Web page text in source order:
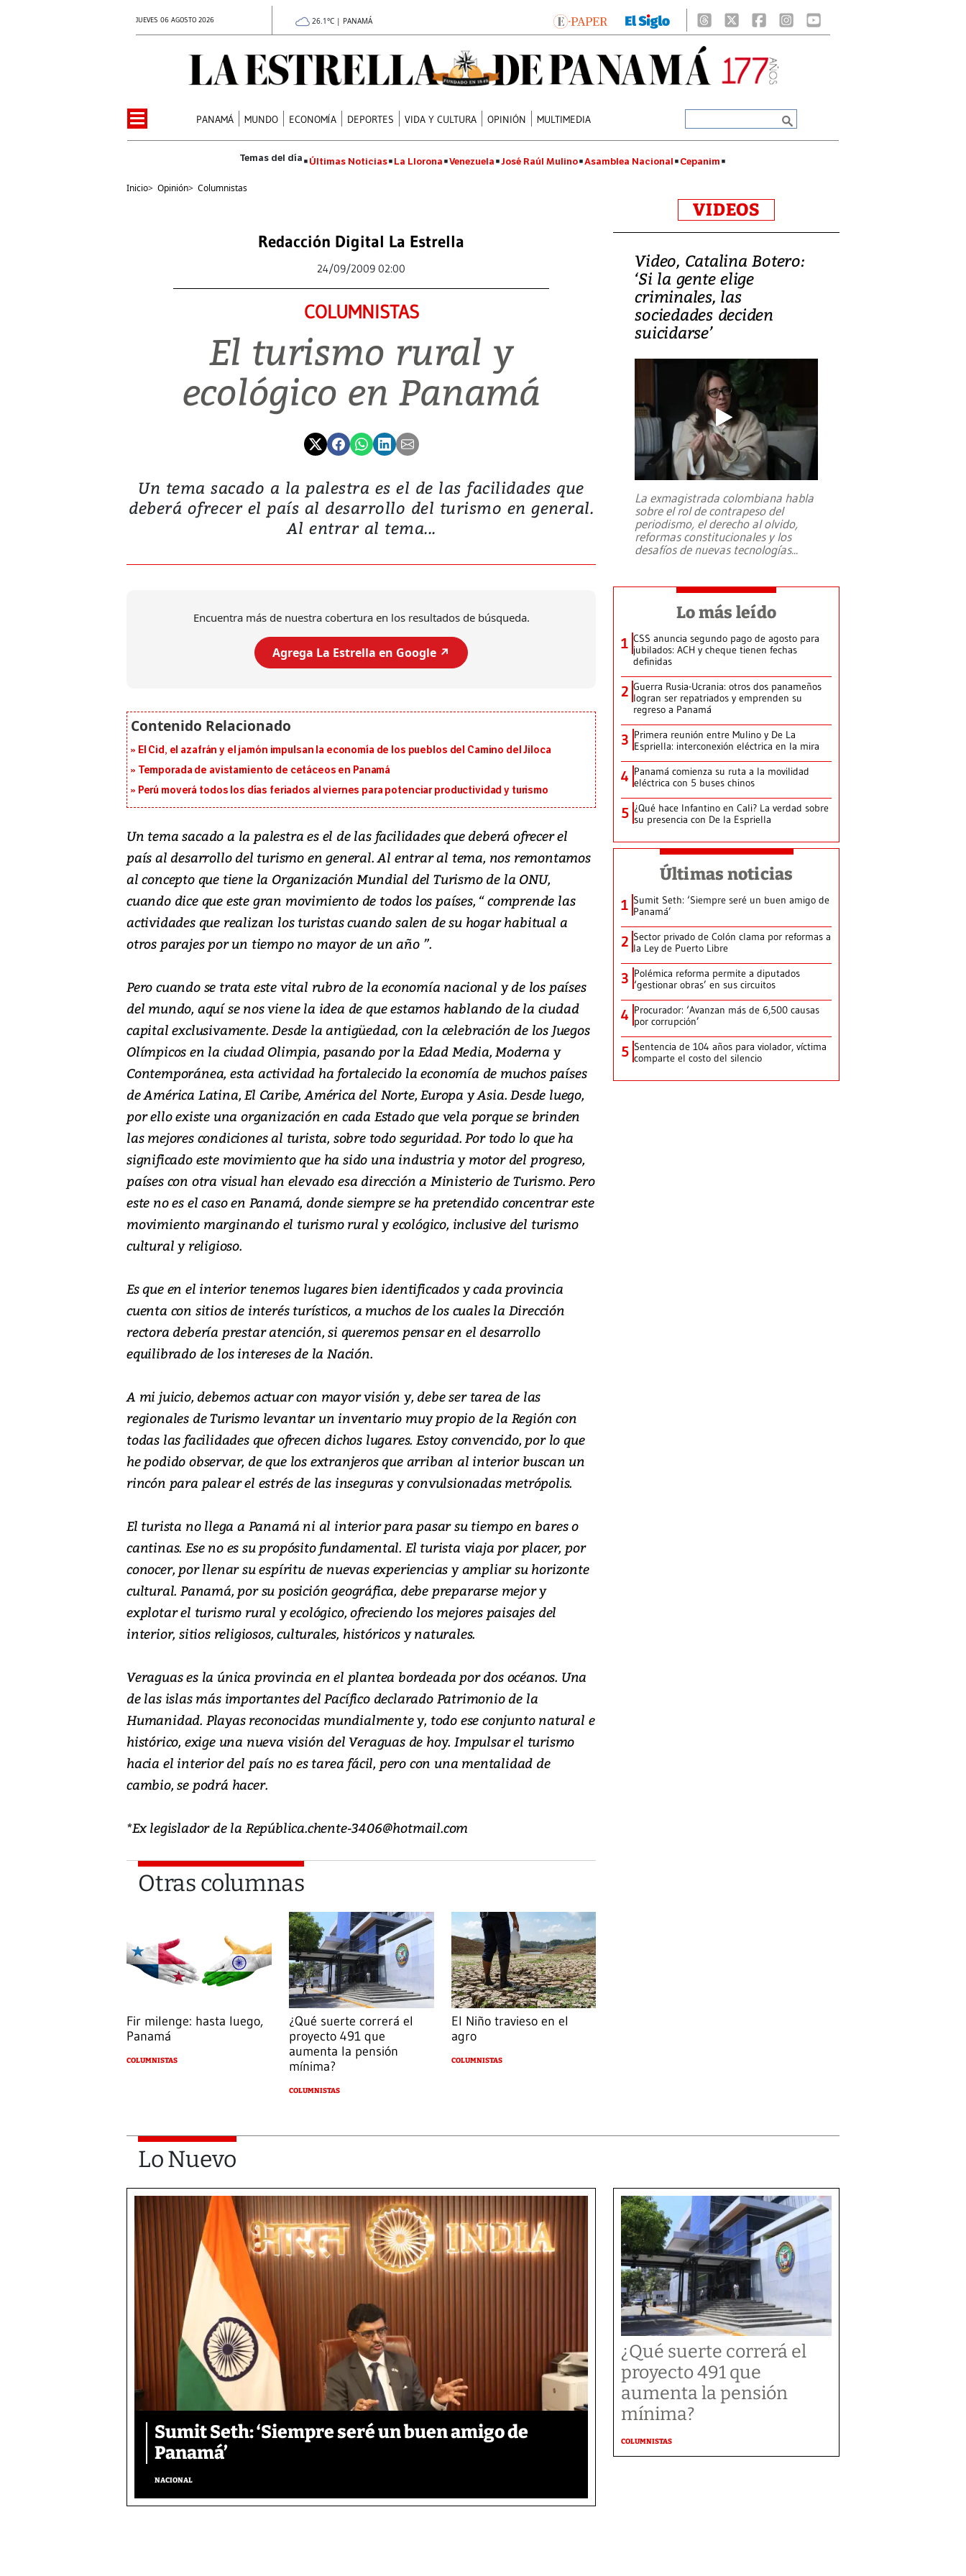
JUEVES 06 AGOSTO 2026 26.1°C | PANAMÁ
PANAMÁ MUNDO ECONOMÍA DEPORTES VIDA Y CULTURA OPINIÓN MULTIMEDIA
Últimas Noticias La Llorona Venezuela José Raúl Mulino Asamblea Nacional Cepanim
Inicio> Opinión> Columnistas
Redacción Digital La Estrella
24/09/2009 02:00
COLUMNISTAS
El turismo rural y
ecológico en Panamá
Un tema sacado a la palestra es el de las facilidades que
deberá ofrecer el país al desarrollo del turismo en general.
Al entrar al tema...
Encuentra más de nuestra cobertura en los resultados de búsqueda.
Agrega La Estrella en Google ↗️
El Cid, el azafrán y el jamón impulsan la economía de los pueblos del Camino del Jiloca
Temporada de avistamiento de cetáceos en Panamá
Perú moverá todos los días feriados al viernes para potenciar productividad y turismo
Un tema sacado a la palestra es el de las facilidades que deberá ofrecer el
país al desarrollo del turismo en general. Al entrar al tema, nos remontamos
al concepto que tiene la Organización Mundial del Turismo de la ONU,
cuando dice que este gran movimiento de todos los países, “ comprende las
actividades que realizan los turistas cuando salen de su hogar habitual a
otros parajes por un tiempo no mayor de un año ”.
Pero cuando se trata este vital rubro de la economía nacional y de los países
del mundo, aquí se nos viene la idea de que estamos hablando de la ciudad
capital exclusivamente. Desde la antigüedad, con la celebración de los Juegos
Olímpicos en la ciudad Olimpia, pasando por la Edad Media, Moderna y
Contemporánea, esta actividad ha fortalecido la economía de muchos países
de América Latina, El Caribe, América del Norte, Europa y Asia. Desde luego,
por ello existe una organización en cada Estado que vela porque se brinden
las mejores condiciones al turista, sobre todo seguridad. Por todo lo que ha
significado este movimiento que ha sido una industria y motor del progreso,
países con otra visual han elevado esa dirección a Ministerio de Turismo. Pero
este no es el caso en Panamá, donde siempre se ha pretendido concentrar este
movimiento marginando el turismo rural y ecológico, inclusive del turismo
cultural y religioso.
Es que en el interior tenemos lugares bien identificados y cada provincia
cuenta con sitios de interés turísticos, a muchos de los cuales la Dirección
rectora debería prestar atención, si queremos pensar en el desarrollo
equilibrado de los intereses de la Nación.
A mi juicio, debemos actuar con mayor visión y, debe ser tarea de las
regionales de Turismo levantar un inventario muy propio de la Región con
todas las facilidades que ofrecen dichos lugares. Estoy convencido, por lo que
he podido observar, de que los extranjeros que arriban al interior buscan un
rincón para palear el estrés de las inseguras y convulsionadas metrópolis.
El turista no llega a Panamá ni al interior para pasar su tiempo en bares o
cantinas. Ese no es su propósito fundamental. El turista viaja por placer, por
conocer, por llenar su espíritu de nuevas experiencias y ampliar su horizonte
cultural. Panamá, por su posición geográfica, debe prepararse mejor y
explotar el turismo rural y ecológico, ofreciendo los mejores paisajes del
interior, sitios religiosos, culturales, históricos y naturales.
Veraguas es la única provincia en el plantea bordeada por dos océanos. Una
de las islas más importantes del Pacífico declarado Patrimonio de la
Humanidad. Playas reconocidas mundialmente y, todo ese conjunto natural e
histórico, exige una nueva visión del Veraguas de hoy. Impulsar el turismo
hacia el interior del país no es tarea fácil, pero con una mentalidad de
cambio, se podrá hacer.
*Ex legislador de la República.chente-3406@hotmail.com
Otras columnas
Fir milenge: hasta luego,
Panamá
COLUMNISTAS
¿Qué suerte correrá el
proyecto 491 que
aumenta la pensión
mínima?
COLUMNISTAS
El Niño travieso en el
agro
COLUMNISTAS
VIDEOS
Video, Catalina Botero:
‘Si la gente elige
criminales, las
sociedades deciden
suicidarse’
La exmagistrada colombiana habla
sobre el rol de contrapeso del
periodismo, el derecho al olvido,
reformas constitucionales y los
desafíos de nuevas tecnologías...
Lo más leído
1 CSS anuncia segundo pago de agosto para
jubilados: ACH y cheque tienen fechas
definidas
2 Guerra Rusia-Ucrania: otros dos panameños
logran ser repatriados y emprenden su
regreso a Panamá
3 Primera reunión entre Mulino y De La
Espriella: interconexión eléctrica en la mira
4 Panamá comienza su ruta a la movilidad
eléctrica con 5 buses chinos
5 ¿Qué hace Infantino en Cali? La verdad sobre
su presencia con De la Espriella
Últimas noticias
1 Sumit Seth: ‘Siempre seré un buen amigo de
Panamá’
2 Sector privado de Colón clama por reformas a
la Ley de Puerto Libre
3 Polémica reforma permite a diputados
‘gestionar obras’ en sus circuitos
4 Procurador: ‘Avanzan más de 6,500 causas
por corrupción’
5 Sentencia de 104 años para violador, víctima
comparte el costo del silencio
Lo Nuevo
Sumit Seth: ‘Siempre seré un buen amigo de
Panamá’
NACIONAL
¿Qué suerte correrá el
proyecto 491 que
aumenta la pensión
mínima?
COLUMNISTAS